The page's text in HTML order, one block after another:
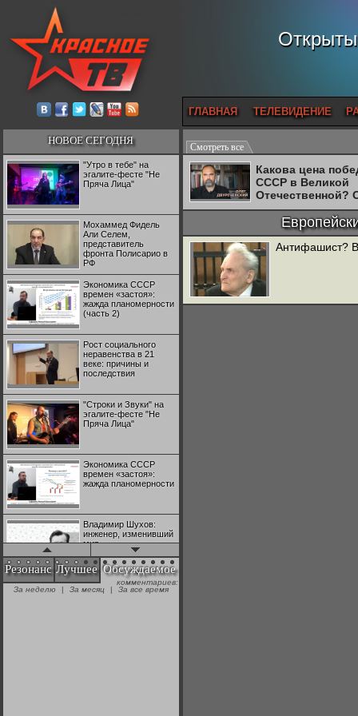
ГЛАВНАЯ ТЕЛЕВИДЕНИЕ
НОВОЕ СЕГОДНЯ
"Утро в тебе" на
эгалите-фесте "Не
Пряча Лица"
Мохаммед Фидель
Али Селем,
представитель
фронта Полисарио в
РФ
Экономика СССР
времен «застоя»:
жажда планомерности
(часть 2)
Рост социального
неравенства в 21
веке: причины и
последствия
"Строки и Звуки" на
эгалите-фесте "Не
Пряча Лица"
Экономика СССР
времен «застоя»:
жажда планомерности
Владимир Шухов:
инженер, изменивший
мир
"Аркадий Коц" на
эгалите-фесте "Не
Резонанс Лучшее Обсуждаемое
комментариев:
За неделю
| За месяц | За все время
Смотреть все
Какова цена
СССР в Великой
Отечественной?
Двуреченский о
потерянной
Антифашист?